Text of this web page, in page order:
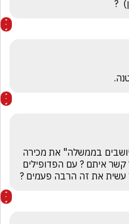
?
עשית את זה הרבה פעמים ?